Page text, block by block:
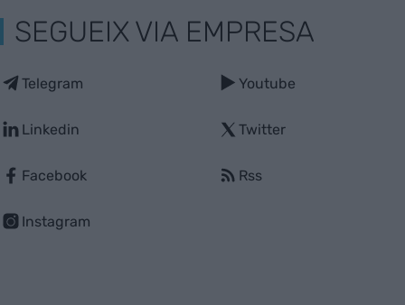
SEGUEIX VIA EMPRESA
Telegram
Linkedin
Facebook
Instagram
Youtube
Twitter
Rss